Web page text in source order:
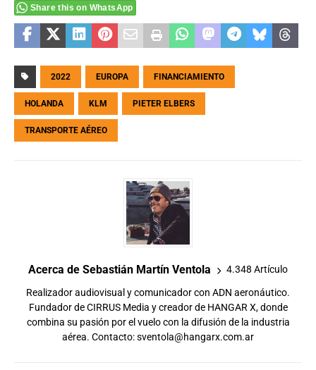
Share this on WhatsApp
2022 EUROPA FINANCIAMIENTO
HOLANDA KLM PIETER ELBERS
TRANSPORTE AÉREO
Acerca de Sebastián Martín Ventola 4.348 Artículo
Realizador audiovisual y comunicador con ADN aeronáutico.
Fundador de CIRRUS Media y creador de HANGAR X, donde
combina su pasión por el vuelo con la difusión de la industria
aérea. Contacto:sventola@hangarx.com.ar